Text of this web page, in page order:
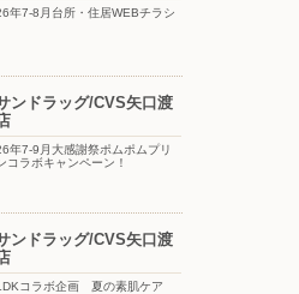
年7-8月台所・住居WEBチラシ
ンドラッグ/CVS矢口渡
年7-9月大感謝祭ポムポムプリ
コラボキャンペーン！
ンドラッグ/CVS矢口渡
コラボ企画 夏の素肌ケア